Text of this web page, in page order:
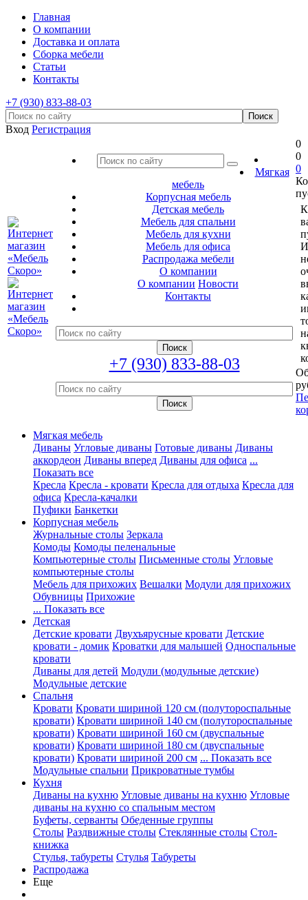
Главная
О компании
Доставка и оплата
Сборка мебели
Статьи
Контакты
+7 (930) 833-88-03
Вход Регистрация
Мягкая
мебель
Корпусная мебель
Детская мебель
Мебель для спальни
Мебель для кухни
Мебель для офиса
Распродажа мебели
О компании
О компании Новости
Контакты
+7 (930) 833-88-03
0
0
0
Мягкая мебель
Диваны Угловые диваны Готовые диваны Диваны
аккордеон Диваны вперед Диваны для офиса ...
Показать все
Кресла Кресла - кровати Кресла для отдыха Кресла для
офиса Кресла-качалки
Пуфики Банкетки
Корпусная мебель
Журнальные столы Зеркала
Комоды Комоды пеленальные
Компьютерные столы Письменные столы Угловые
компьютерные столы
Мебель для прихожих Вешалки Модули для прихожих
Обувницы Прихожие
... Показать все
Детская
Детские кровати Двухъярусные кровати Детские
кровати - домик Кроватки для малышей Односпальные
кровати
Диваны для детей Модули (модульные детские)
Модульные детские
Спальня
Кровати Кровати шириной 120 см (полутороспальные
кровати) Кровати шириной 140 см (полутороспальные
кровати) Кровати шириной 160 см (двуспальные
кровати) Кровати шириной 180 см (двуспальные
кровати) Кровати шириной 200 см ... Показать все
Модульные спальни Прикроватные тумбы
Кухня
Диваны на кухню Угловые диваны на кухню Угловые
диваны на кухню со спальным местом
Буфеты, серванты Обеденные группы
Столы Раздвижные столы Стеклянные столы Стол-
книжка
Стулья, табуреты Стулья Табуреты
Распродажа
Еще